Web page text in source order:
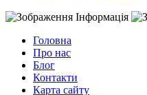
Інформація
Головна
Про нас
Блог
Контакти
Карта сайту